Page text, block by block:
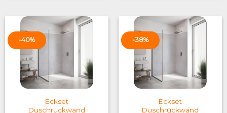
-40%
Eckset
Duschrückwand
-38%
Eckset
Duschrückwand